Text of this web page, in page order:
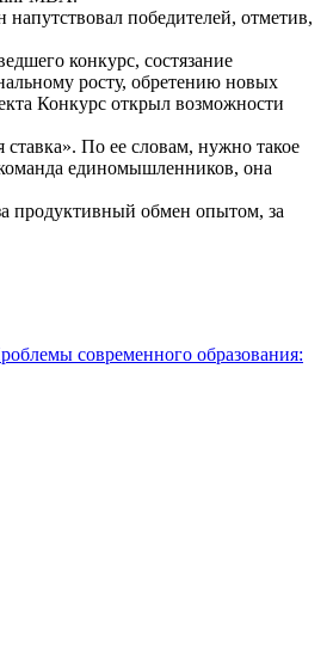
победителей, отметив,
конкурс, состязание
росту, обретению новых
Конкурс открыл возможности
По ее словам, нужно такое
единомышленников, она
продуктивный обмен опытом, за
современного образования: